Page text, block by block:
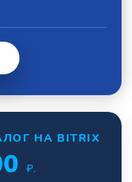
НА BITRIX
₽.